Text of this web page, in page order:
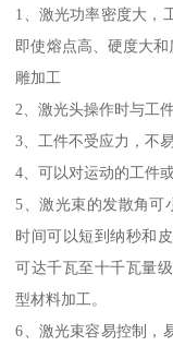
1、激光功率密度大，
即使熔点高、硬度大
雕加工
2、激光头操作时与工
3、工件不受应力，不
4、可以对运动的工件
5、激光束的发散角可
时间可以短到纳秒和
可达千瓦至十千瓦量
型材料加工。
6、激光束容易控制，